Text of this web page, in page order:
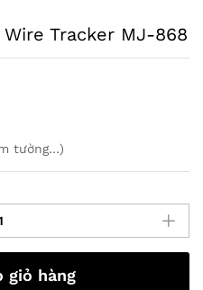
Tracker MJ-868
tường…)
giỏ hàng